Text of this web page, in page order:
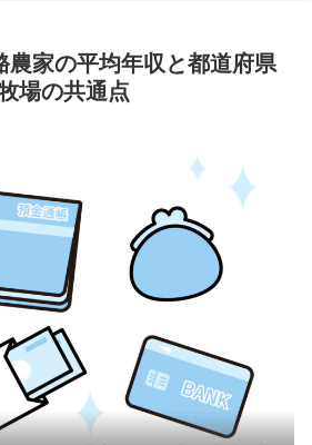
農家の平均年収と都道府県
場の共通点